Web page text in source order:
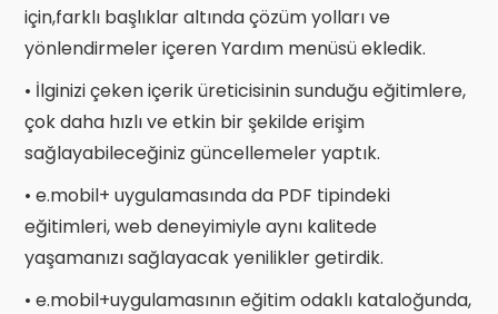
için,farklı başlıklar altında çözüm yolları ve
yönlendirmeler içeren Yardım menüsü ekledik.
• İlginizi çeken içerik üreticisinin sunduğu eğitimlere,
çok daha hızlı ve etkin bir şekilde erişim
sağlayabileceğiniz güncellemeler yaptık.
• e.mobil+ uygulamasında da PDF tipindeki
eğitimleri, web deneyimiyle aynı kalitede
yaşamanızı sağlayacak yenilikler getirdik.
• e.mobil+uygulamasının eğitim odaklı kataloğunda,